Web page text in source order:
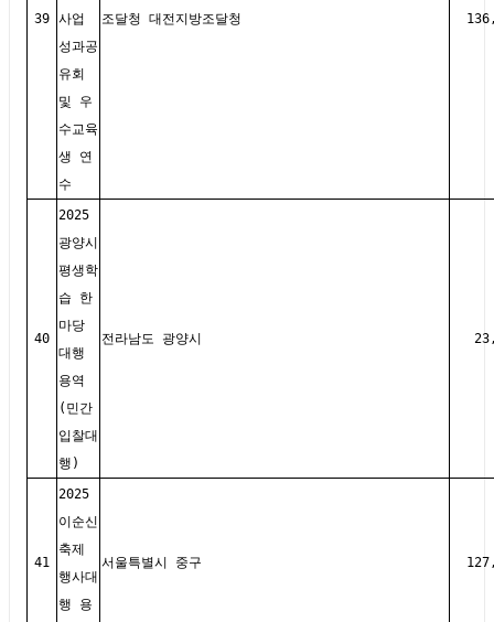
39 사업
성과공
유회
및 우
수교육
생 연
수
조달청 대전지방조달청
40
2025
광양시
평생학
습 한
마당
대행
용역
(민간
입찰대
행)
전라남도 광양시
41
2025
이순신
축제
행사대
행 용
서울특별시 중구